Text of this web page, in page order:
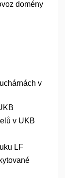
domény
v
v UKB
LF